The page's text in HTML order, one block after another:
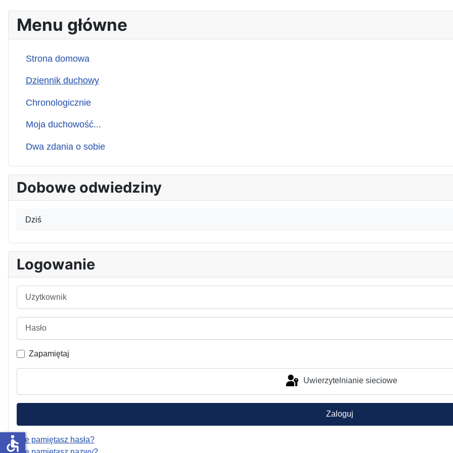
Menu główne
Strona domowa
Dziennik duchowy
Chronologicznie
Moja duchowość...
Dwa zdania o sobie
Dobowe odwiedziny
Dziś
Logowanie
Zapamiętaj
Uwierzytelnianie sieciowe
Zaloguj
Nie pamiętasz hasła?
accessible